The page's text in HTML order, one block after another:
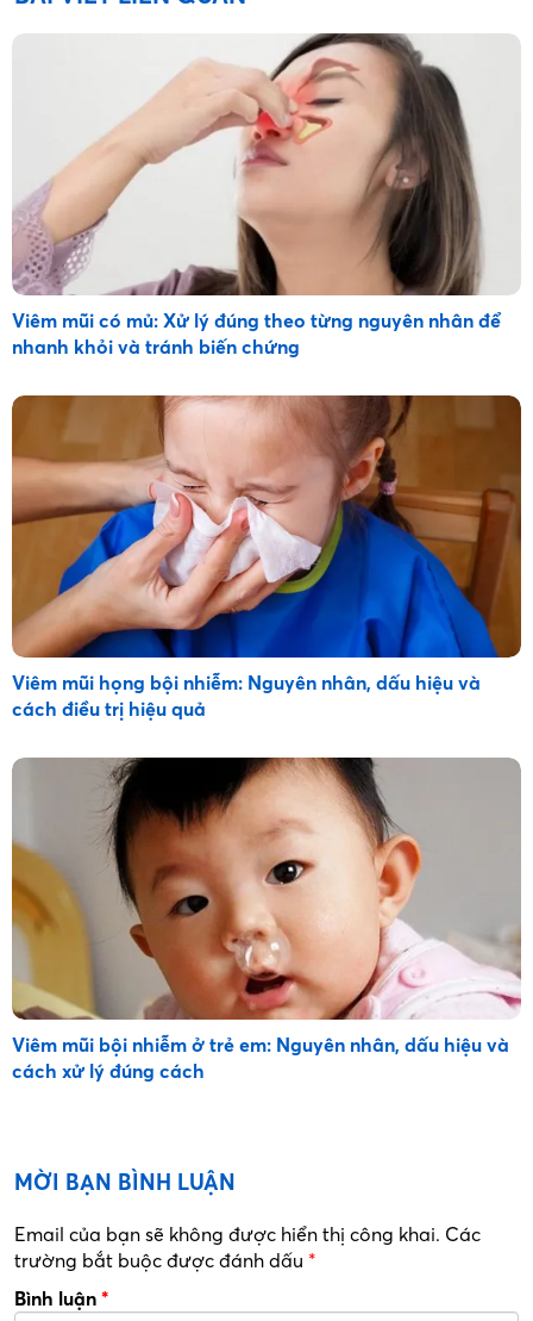
Viêm mũi có mủ: Xử lý đúng theo từng nguyên nhân để
nhanh khỏi và tránh biến chứng
Viêm mũi họng bội nhiễm: Nguyên nhân, dấu hiệu và
cách điều trị hiệu quả
Viêm mũi bội nhiễm ở trẻ em: Nguyên nhân, dấu hiệu và
cách xử lý đúng cách
MỜI BẠN BÌNH LUẬN
Email của bạn sẽ không được hiển thị công khai. Các
trường bắt buộc được đánh dấu *
Bình luận *